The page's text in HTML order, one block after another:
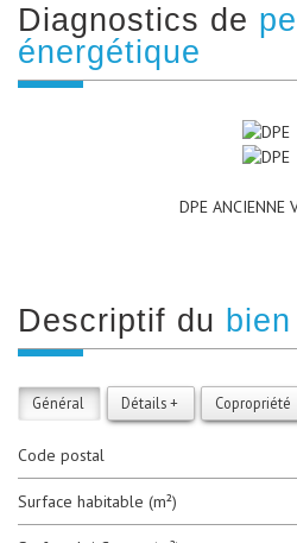
diagnostics de
énergétique
DPE ANCIENNE
descriptif du bien
Général Détails + Copropriété
Code postal
Surface habitable (m²)